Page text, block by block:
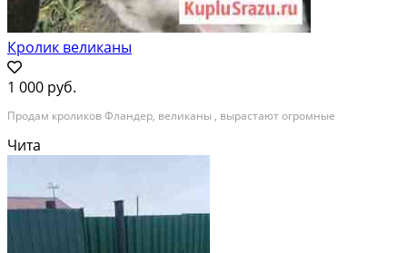
Кролик великаны
1 000 руб.
Продам кроликов Фландер, великаны , вырастают огромные
Чита